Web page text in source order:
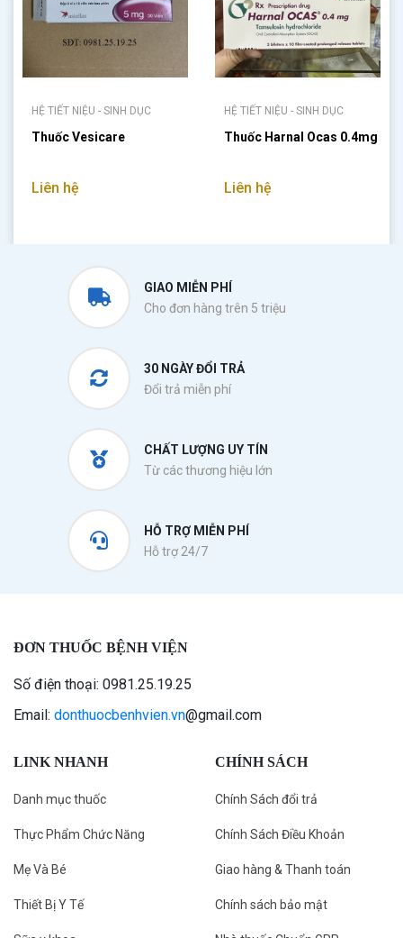
HỆ TIẾT NIỆU - SINH DỤC
Thuốc Vesicare
Liên hệ
HỆ TIẾT NIỆU - SINH DỤC
Thuốc Harnal Ocas 0.4mg
Liên hệ
GIAO MIỄN PHÍ
Cho đơn hàng trên 5 triệu
30 NGÀY ĐỔI TRẢ
Đổi trả miễn phí
CHẤT LƯỢNG UY TÍN
Từ các thương hiệu lớn
HỖ TRỢ MIỄN PHÍ
Hỗ trợ 24/7
ĐƠN THUỐC BỆNH VIỆN
Số điện thoại: 0981.25.19.25
Email: donthuocbenhvien.vn@gmail.com
LINK NHANH
Danh mục thuốc
Thực Phẩm Chức Năng
Mẹ Và Bé
Thiết Bị Y Tế
CHÍNH SÁCH
Chính Sách đổi trả
Chính Sách Điều Khoản
Giao hàng & Thanh toán
Chính sách bảo mật